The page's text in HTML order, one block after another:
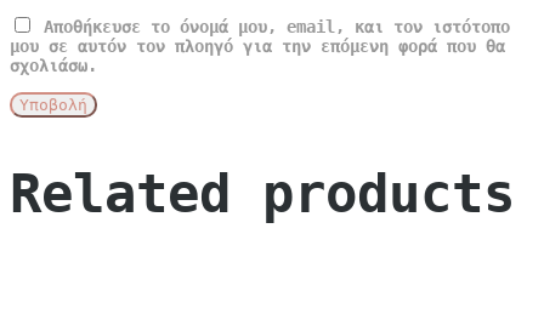
Αποθήκευσε το όνομά μου, email, και τον ιστότοπο
μου σε αυτόν τον πλοηγό για την επόμενη φορά που θα
σχολιάσω.
Related products